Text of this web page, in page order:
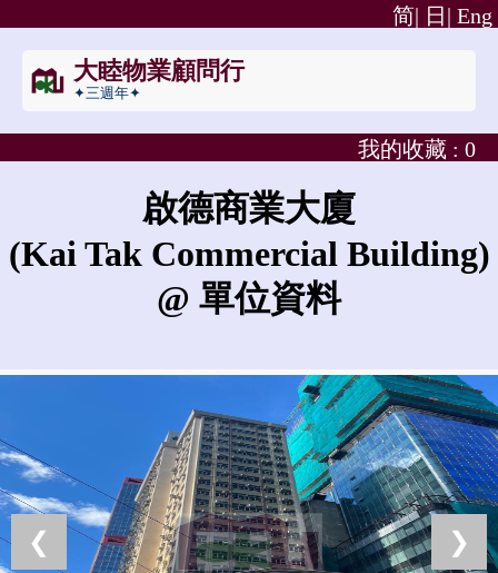
Eng
日|
简|
大睦物業顧問行
✦三週年✦
我的收藏 : 0
啟德商業大廈
(Kai Tak Commercial Building)
@ 單位資料
❮ ❯